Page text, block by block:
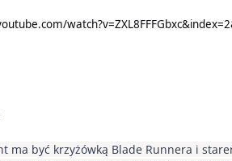
ma być krzyżówką Blade Runnera i